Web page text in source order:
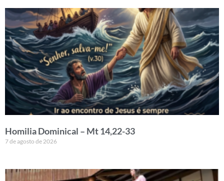
Homilia Dominical – Mt 14,22-33
7 de agosto de 2026